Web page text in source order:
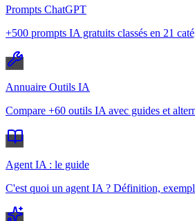
Prompts ChatGPT
+500 prompts IA gratuits classés en 21
Annuaire Outils IA
Compare +60 outils IA avec guides et
Agent IA : le guide
C'est quoi un agent IA ? Définition,